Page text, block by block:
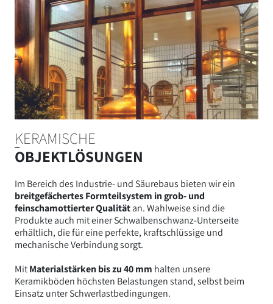
KERAMISCHE
OBJEKTLÖSUNGEN
Im Bereich des Industrie- und Säurebaus bieten wir ein
breitgefächertes Formteilsystem in grob- und
feinschamottierter Qualitätan. Wahlweise sind die
Produkte auch mit einer Schwalbenschwanz-Unterseite
erhältlich, die für eine perfekte, kraftschlüssige und
mechanische Verbindung sorgt.
MitMaterialstärken bis zu 40 mm halten unsere
Keramikböden höchsten Belastungen stand, selbst beim
Einsatz unter Schwerlastbedingungen.